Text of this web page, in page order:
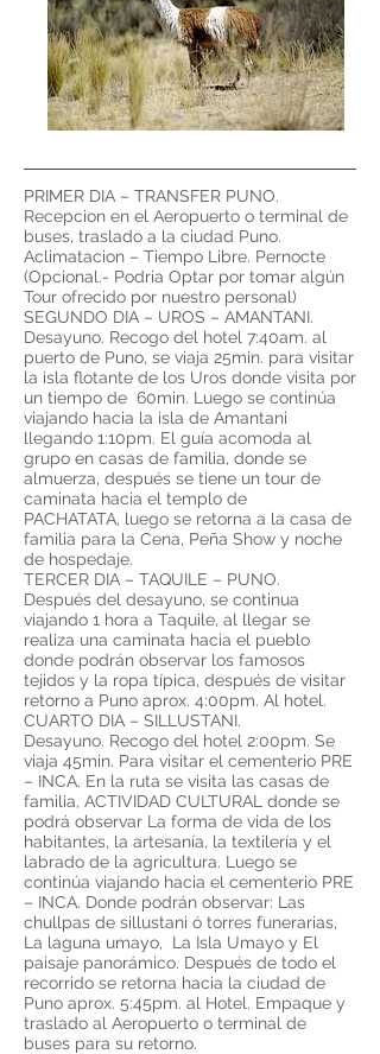
PRIMER DIA – TRANSFER PUNO.
Recepcion en el Aeropuerto o terminal de
buses, traslado a la ciudad Puno.
Aclimatacion – Tiempo Libre. Pernocte
(Opcional.- Podria Optar por tomar algún
Tour ofrecido por nuestro personal)
SEGUNDO DIA – UROS – AMANTANI.
Desayuno. Recogo del hotel 7:40am. al
puerto de Puno, se viaja 25min. para visitar
la isla flotante de los Uros donde visita por
un tiempo de 60min. Luego se continúa
viajando hacia la isla de Amantani
llegando 1:10pm. El guía acomoda al
grupo en casas de familia, donde se
almuerza, después se tiene un tour de
caminata hacia el templo de
PACHATATA, luego se retorna a la casa de
familia para la Cena, Peña Show y noche
de hospedaje.
TERCER DIA – TAQUILE – PUNO.
Después del desayuno, se continua
viajando 1 hora a Taquile, al llegar se
realiza una caminata hacia el pueblo
donde podrán observar los famosos
tejidos y la ropa típica, después de visitar
retorno a Puno aprox. 4:00pm. Al hotel.
CUARTO DIA – SILLUSTANI.
Desayuno. Recogo del hotel 2:00pm. Se
viaja 45min. Para visitar el cementerio PRE
– INCA. En la ruta se visita las casas de
familia, ACTIVIDAD CULTURAL donde se
podrá observar La forma de vida de los
habitantes, la artesanía, la textilería y el
labrado de la agricultura. Luego se
continúa viajando hacia el cementerio PRE
– INCA. Donde podrán observar: Las
chullpas de sillustani ó torres funerarias,
La laguna umayo, La Isla Umayo y El
paisaje panorámico. Después de todo el
recorrido se retorna hacia la ciudad de
Puno aprox. 5:45pm. al Hotel. Empaque y
traslado al Aeropuerto o terminal de
buses para su retorno.